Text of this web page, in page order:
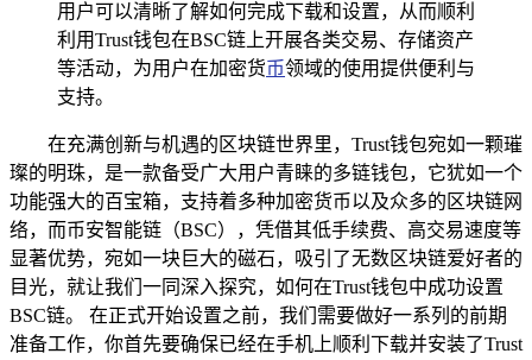
用户可以清晰了解如何完成下载和设置，从而顺利
利用Trust钱包在BSC链上开展各类交易、存储资产
等活动，为用户在加密货币领域的使用提供便利与
支持。
在充满创新与机遇的区块链世界里，Trust钱包宛如一颗璀
璨的明珠，是一款备受广大用户青睐的多链钱包，它犹如一个
功能强大的百宝箱，支持着多种加密货币以及众多的区块链网
络，而币安智能链（BSC），凭借其低手续费、高交易速度等
显著优势，宛如一块巨大的磁石，吸引了无数区块链爱好者的
目光，就让我们一同深入探究，如何在Trust钱包中成功设置
BSC链。 在正式开始设置之前，我们需要做好一系列的前期
准备工作，你首先要确保已经在手机上顺利下载并安装了Trust